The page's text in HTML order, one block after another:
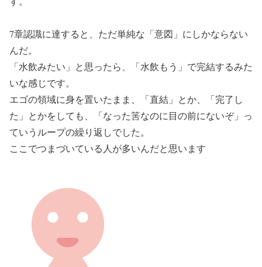
7章認識に達すると、ただ単純な「意図」にしかならない
んだ。
「水飲みたい」と思ったら、「水飲もう」で完結するみた
いな感じです。
エゴの領域に身を置いたまま、「直結」とか、「完了し
た」とかをしても、「なった筈なのに目の前にないぞ」っ
ていうループの繰り返しでした。
ここでつまづいている人が多いんだと思います